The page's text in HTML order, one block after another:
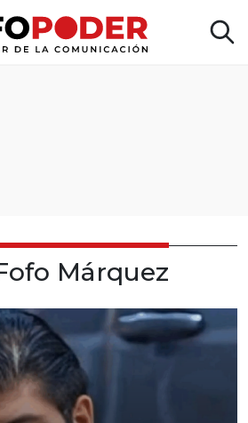
Márquez